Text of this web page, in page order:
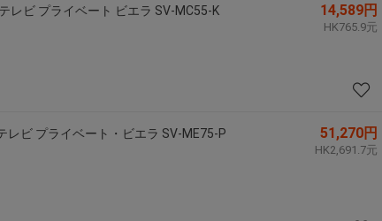
レビ プライベート ビエラ SV-MC55-K 14,589円
HK765.9元
レビ プライベート・ビエラ SV-ME75-P
51,270円
HK2,691.7元